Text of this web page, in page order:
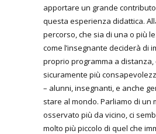
apportare un grande
questa esperienza didattica.
percorso, che sia di una o più
come l’insegnante deciderà di
proprio programma a distanza,
sicuramente più
– alunni, insegnanti, e anche
stare al mondo. Parliamo di un
osservato più da vicino, ci
molto più piccolo di quel che